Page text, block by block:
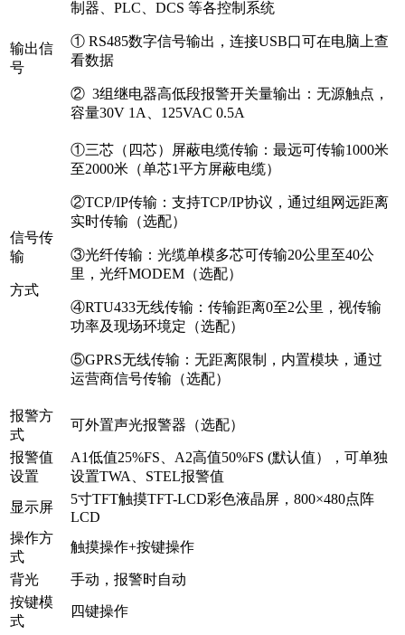
输出信
号
制器、PLC、DCS 等各控制系统
① RS485数字信号输出，连接USB口可在电脑上查
看数据
② 3组继电器高低段报警开关量输出：无源触点，
容量30V 1A、125VAC 0.5A
信号传
输
方式
①三芯（四芯）屏蔽电缆传输：最远可传输1000米
至2000米（单芯1平方屏蔽电缆）
②TCP/IP传输：支持TCP/IP协议，通过组网远距离
实时传输（选配）
③光纤传输：光缆单模多芯可传输20公里至40公
里，光纤MODEM（选配）
④RTU433无线传输：传输距离0至2公里，视传输
功率及现场环境定（选配）
⑤GPRS无线传输：无距离限制，内置模块，通过
运营商信号传输（选配）
报警方
式
可外置声光报警器（选配）
报警值
设置
A1低值25%FS、A2高值50%FS (默认值），可单独
设置TWA、STEL报警值
显示屏
5寸TFT触摸TFT-LCD彩色液晶屏，800×480点阵
LCD
操作方
式
触摸操作+按键操作
背光
手动，报警时自动
按键模
式
四键操作